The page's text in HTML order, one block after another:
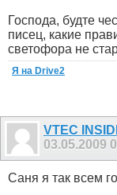
Господа, будте
писец, какие
светофора не
Я на Drive2
VTEC
03.05.2009
Саня я так всем